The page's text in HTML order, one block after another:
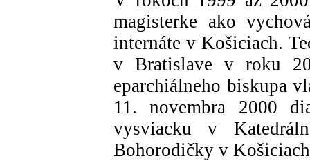
magisterke ako
internáte v Košiciach.
v Bratislave v roku
eparchiálneho biskupa
11. novembra 2000
vysviacku v
Bohorodičky v